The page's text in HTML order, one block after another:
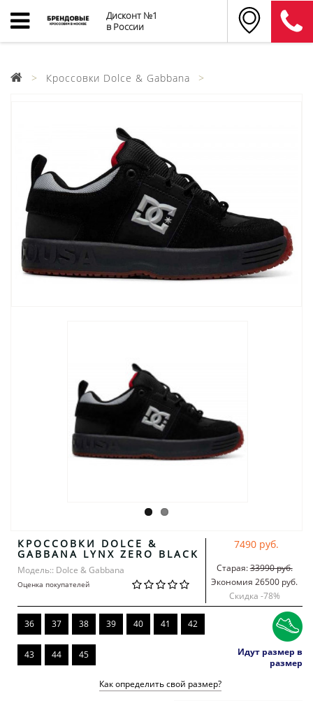
Дисконт №1
в России
Кроссовки Dolce & Gabbana
КРОССОВКИ DOLCE &
GABBANA LYNX ZERO BLACK
Модель:: Dolce & Gabbana
Оценка покупателей
7490 руб.
Старая:33990 руб.
Экономия 26500 руб.
Скидка -78%
36 37 38 39 40 41 42
43 44 45
Идут размер в
размер
Как определить свой размер?